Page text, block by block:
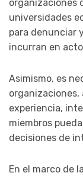
organizaciones
universidades
para denunciar
incurran en
Asimismo, es
organizaciones,
experiencia,
miembros
decisiones de
En el marco de